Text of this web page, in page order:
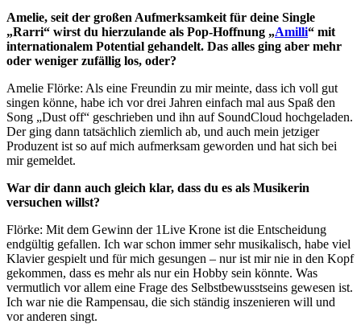
Amelie, seit der großen Aufmerksamkeit für deine Single
„Rarri“ wirst du hierzulande als Pop-Hoffnung „Amilli“ mit
internationalem Potential gehandelt. Das alles ging aber mehr
oder weniger zufällig los, oder?
Amelie Flörke: Als eine Freundin zu mir meinte, dass ich voll gut
singen könne, habe ich vor drei Jahren einfach mal aus Spaß den
Song „Dust off“ geschrieben und ihn auf SoundCloud hochgeladen.
Der ging dann tatsächlich ziemlich ab, und auch mein jetziger
Produzent ist so auf mich aufmerksam geworden und hat sich bei
mir gemeldet.
War dir dann auch gleich klar, dass du es als Musikerin
versuchen willst?
Flörke: Mit dem Gewinn der 1Live Krone ist die Entscheidung
endgültig gefallen. Ich war schon immer sehr musikalisch, habe viel
Klavier gespielt und für mich gesungen – nur ist mir nie in den Kopf
gekommen, dass es mehr als nur ein Hobby sein könnte. Was
vermutlich vor allem eine Frage des Selbstbewusstseins gewesen ist.
Ich war nie die Rampensau, die sich ständig inszenieren will und
vor anderen singt.